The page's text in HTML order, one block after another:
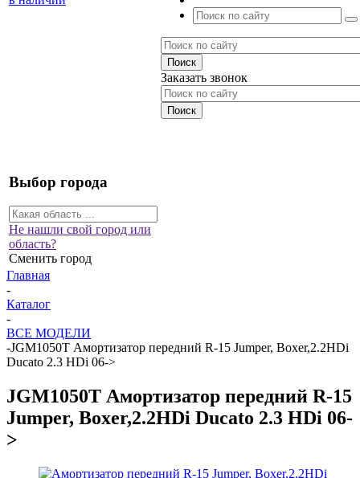
Заказать звонок
Выбор города
Не нашли свой город или
область?
Сменить город
Главная
-
Каталог
-
ВСЕ МОДЕЛИ
-JGM1050T Амортизатор передний R-15 Jumper, Boxer,2.2HDi
Ducato 2.3 HDi 06->
JGM1050T Амортизатор передний R-15
Jumper, Boxer,2.2HDi Ducato 2.3 HDi 06-
>